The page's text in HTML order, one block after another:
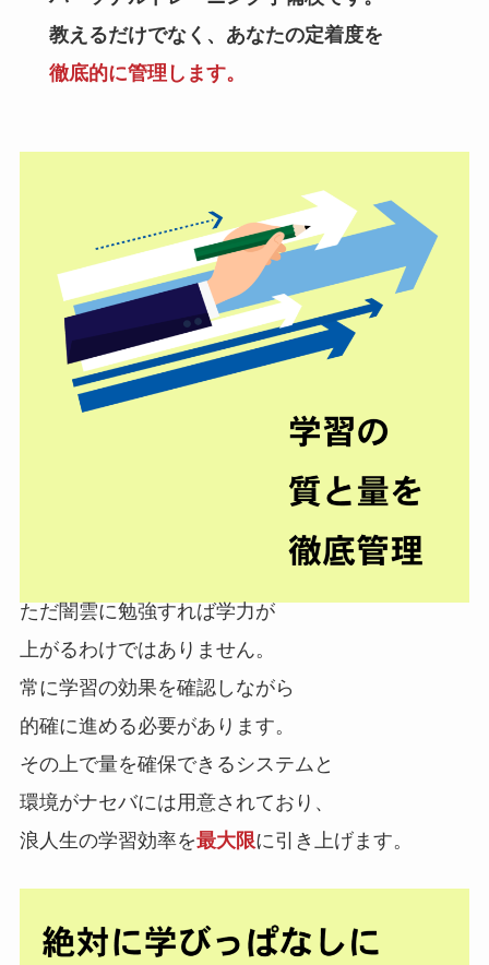
教えるだけでなく、あなたの定着度を
徹底的に管理します。
ただ闇雲に勉強すれば学力が
上がるわけではありません。
常に学習の効果を確認しながら
的確に進める必要があります。
その上で量を確保できる システム と
環境がナセバには用意されており、
浪人生の学習効率を最大限に引き上げます。